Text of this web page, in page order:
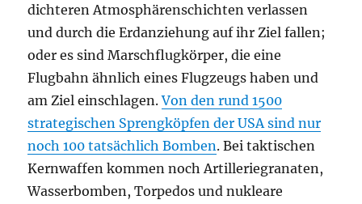
dichteren Atmosphärenschichten verlassen
und durch die Erdanziehung auf ihr Ziel fallen;
oder es sind Marschflugkörper, die eine
Flugbahn ähnlich eines Flugzeugs haben und
am Ziel einschlagen.Von den rund 1500
strategischen Sprengköpfen der USA sind nur
noch 100 tatsächlich Bomben. Bei taktischen
Kernwaffen kommen noch Artilleriegranaten,
Wasserbomben, Torpedos und nukleare